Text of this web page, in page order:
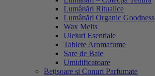
Lumânări Ritualice
Lumânări Organic Goodness
Wax Melts
Uleiuri Esentiale
Tablete Aromafume
Sare de Baie
Umidificatoare
Bețisoare si Conuri Parfumate